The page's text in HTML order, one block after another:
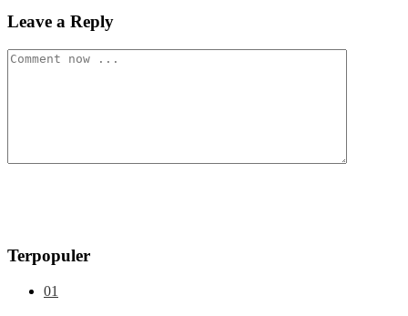
Leave a Reply
Terpopuler
01